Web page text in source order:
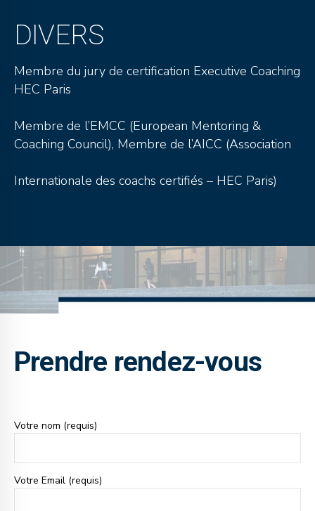
DIVERS
Membre du jury de certification Executive Coaching
HEC Paris
Membre de l’EMCC (European Mentoring &
Coaching Council), Membre de l’AICC (Association
Internationale des coachs certifiés – HEC Paris)
Prendre rendez-vous
Votre nom (requis)
Votre Email (requis)